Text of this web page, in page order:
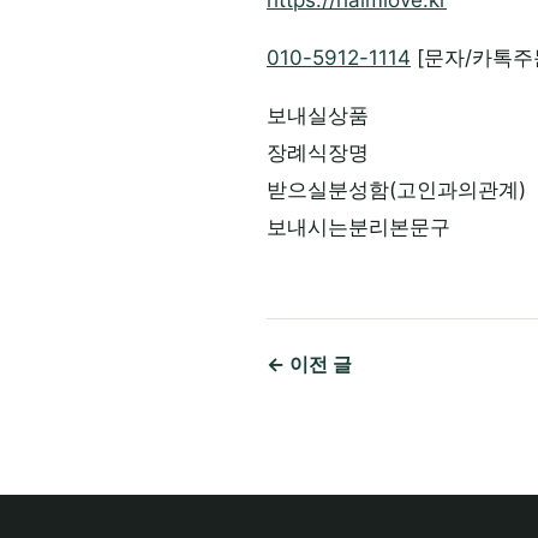
010-5912-1114 [문자/카톡주
보내실상품
장례식장명
받으실분성함(고인과의관계)
보내시는분리본문구
← 이전 글